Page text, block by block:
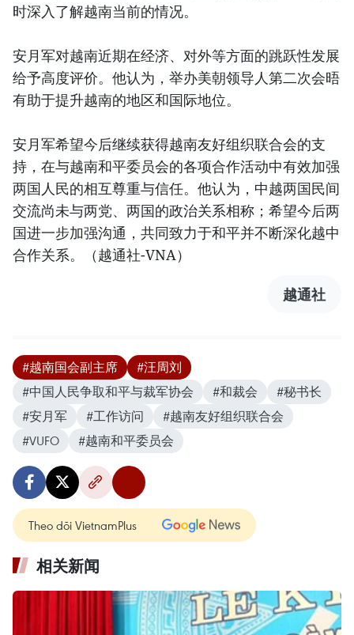
时深入了解越南当前的情况。
安月军对越南近期在经济、对外等方面的跳跃性发展
给予高度评价。他认为，举办美朝领导人第二次会晤
有助于提升越南的地区和国际地位。
安月军希望今后继续获得越南友好组织联合会的支
持，在与越南和平委员会的各项合作活动中有效加强
两国人民的相互尊重与信任。他认为，中越两国民间
交流尚未与两党、两国的政治关系相称；希望今后两
国进一步加强沟通，共同致力于和平并不断深化越中
合作关系。（越通社-VNA）
越通社
#越南国会副主席
#汪周刘
#中国人民争取和平与裁军协会
#和裁会
#秘书长
#安月军
#工作访问
#越南友好组织联合会
#VUFO
#越南和平委员会
Theo dõi VietnamPlus
相关新闻